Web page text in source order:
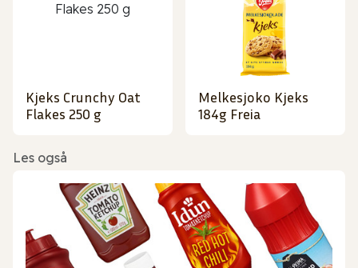
Kjeks Crunchy Oat
Flakes 250 g
Melkesjoko Kjeks
184g Freia
Les også